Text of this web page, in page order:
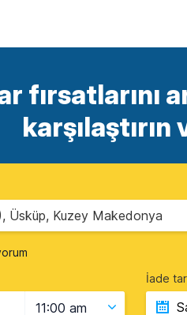
fırsatlarını
Üsküp, Kuzey Makedonya
11:00 am
İade